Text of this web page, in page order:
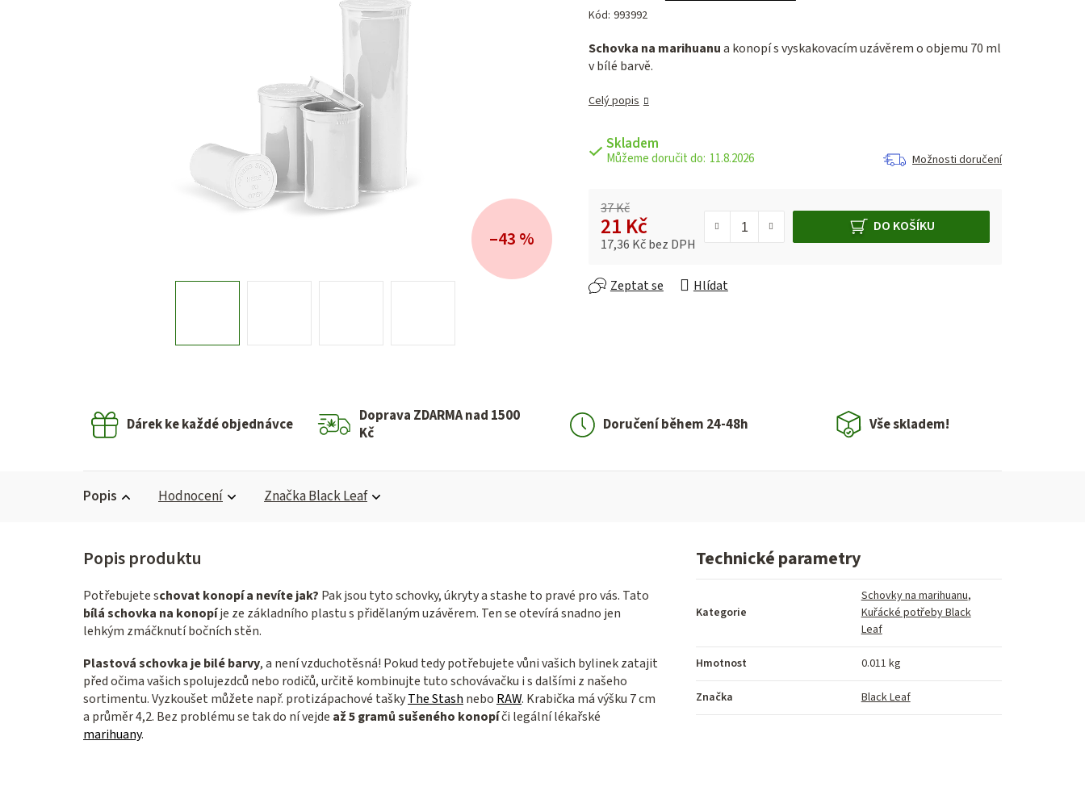
hodnocení
je
0,0
hvězdiček.
Kód: 993992
Schovka na marihuanua konopí s vyskakovacím uzávěrem o objemu 70 ml
v bílé barvě.
Celý popis
Skladem
11.8.2026 Možnosti doručení
37 Kč
21 Kč
17,36 Kč bez DPH
DO KOŠÍKU
Zeptat se Hlídat
–43 %
Dárek ke každé objednávce
Doprava ZDARMA nad 1500
Kč
Doručení během 24-48h Vše skladem!
Popis Hodnocení ZnačkaBlack Leaf
Potřebujete schovat konopí a nevíte jak? Pak jsou tyto schovky, úkryty a stashe to pravé pro vás. Tato
bílá schovka na konopíje ze základního plastu s přidělaným uzávěrem. Ten se otevírá snadno jen
lehkým zmáčknutí bočních stěn.
Plastová schovka je bilé barvy, a není vzduchotěsná! Pokud tedy potřebujete vůni vašich bylinek zatajit
před očima vašich spolujezdců nebo rodičů, určitě kombinujte tuto schovávačku i s dalšími z našeho
sortimentu. Vyzkoušet můžete např. protizápachové taškyThe Stash nebo RAW. Krabička má výšku 7 cm
a průměr 4,2. Bez problému se tak do ní vejde až 5 gramů sušeného konopíči legální lékařské
marihuany.
Technické parametry
Kategorie
Schovky na marihuanu,
Kuřácké potřeby Black
Leaf
Hmotnost 0.011 kg
Značka Black Leaf